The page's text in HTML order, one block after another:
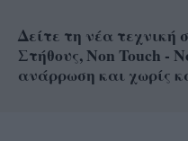
Δείτε τη νέα τεχνική
Στήθους, Non Touch -
ανάρρωση και χωρίς